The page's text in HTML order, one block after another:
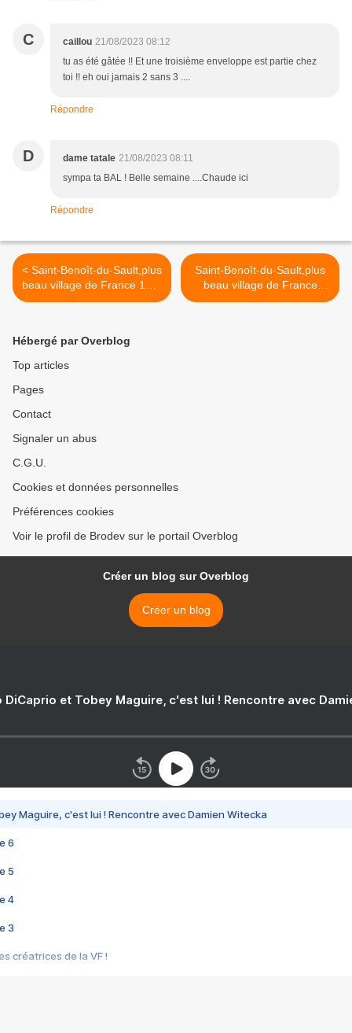
C caillou 21/08/2023 08:12
tu as été gâtée !! Et une troisième enveloppe est partie chez
toi !! eh oui jamais 2 sans 3 ....
Répondre
D dame tatale 21/08/2023 08:11
sympa ta BAL ! Belle semaine ....Chaude ici
Répondre
< Saint-Benoît-du-Sault,plus
beau village de France 1ère
partie
Saint-Benoît-du-Sault,plus
beau village de France
2nde partie >
Hébergé par Overblog
Top articles
Pages
Contact
Signaler un abus
C.G.U.
Cookies et données personnelles
Préférences cookies
Voir le profil de Brodev sur le portail Overblog
Créer un blog sur Overblog
Créer un blog
DiCaprio et Tobey Maguire, c'est lui ! Rencontre avec
Maguire, c'est lui ! Rencontre avec Damien Witecka
6
5
4
3
créatrices de la VF !